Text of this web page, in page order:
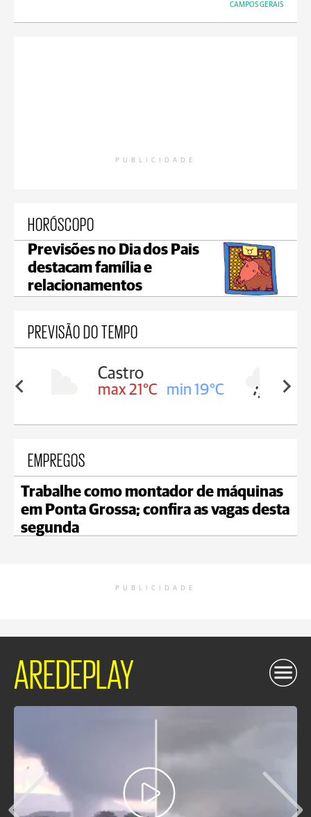
CAMPOS GERAIS
PUBLICIDADE
HORÓSCOPO
Previsões no Dia dos Pais
destacam família e
relacionamentos
PREVISÃO DO TEMPO
19°C
Carambeí
max 20°C min 19°C
EMPREGOS
Trabalhe como montador de máquinas
em Ponta Grossa; confira as vagas desta
segunda
PUBLICIDADE
AREDEPLAY